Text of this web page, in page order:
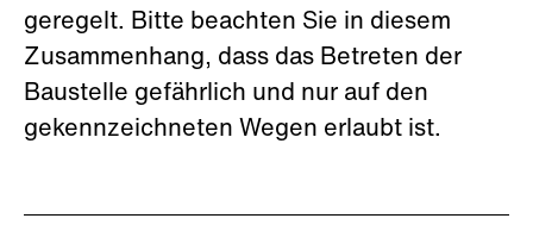
geregelt. Bitte beachten Sie in diesem
Zusammenhang, dass das Betreten der
Baustelle gefährlich und nur auf den
gekennzeichneten Wegen erlaubt ist.